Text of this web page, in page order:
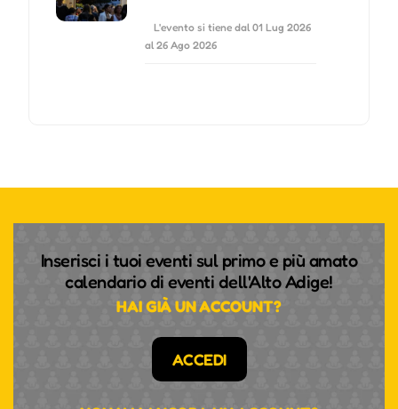
L'evento si tiene dal 01 Lug 2026
al 26 Ago 2026
Inserisci i tuoi eventi sul primo e più amato
calendario di eventi dell'Alto Adige!
HAI GIÀ UN ACCOUNT?
ACCEDI